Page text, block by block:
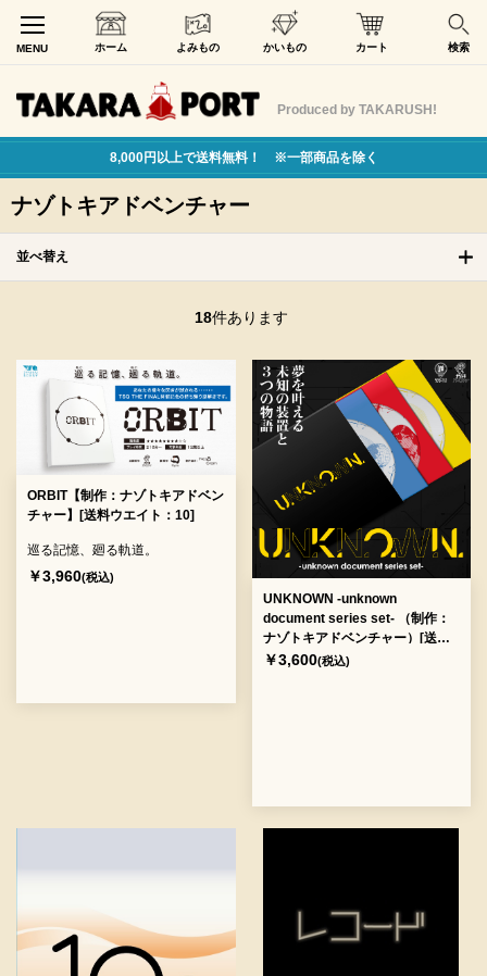
MENU ホーム よみもの かいもの カート 検索
Produced by TAKARUSH!
8,000円以上で送料無料！ ※一部商品を除く
ナゾトキアドベンチャー
並べ替え
18件あります
ORBIT【制作：ナゾトキアドベン
チャー】[送料ウエイト：10]
巡る記憶、廻る軌道。
￥3,960(税込)
UNKNOWN -unknown
document series set- （制作：
ナゾトキアドベンチャー）[送料
ウエイト：4]
￥3,600(税込)